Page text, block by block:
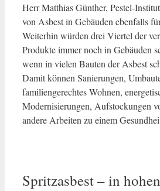
Herr Matthias Günther, Pestel-
von Asbest in Gebäuden ebenfalls
Weiterhin würden drei Viertel der
Produkte immer noch in Gebäuden
wenn in vielen Bauten der Asbest
Damit können Sanierungen,
familiengerechtes Wohnen,
Modernisierungen, Aufstockungen
andere Arbeiten zu einem
Spritzasbest – in